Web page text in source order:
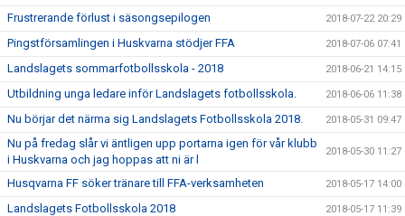
Frustrerande förlust i säsongsepilogen 2018-07-22 20:29
Pingstförsamlingen i Huskvarna stödjer FFA 2018-07-06 07:41
Landslagets sommarfotbollsskola - 2018 2018-06-21 14:15
Utbildning unga ledare inför Landslagets fotbollsskola. 2018-06-06 11:38
Nu börjar det närma sig Landslagets Fotbollsskola 2018. 2018-05-31 09:47
Nu på fredag slår vi äntligen upp portarna igen för vår klubb
i Huskvarna och jag hoppas att ni är l
2018-05-30 11:27
Husqvarna FF söker tränare till FFA-verksamheten 2018-05-17 14:00
Landslagets Fotbollsskola 2018 2018-05-17 11:39